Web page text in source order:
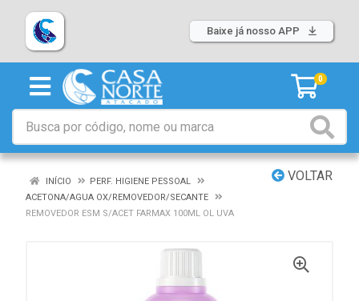
Baixe já nosso APP
0
VOLTAR
INÍCIO
PERF. HIGIENE PESSOAL
ACETONA/AGUA OX/REMOVEDOR/SECANTE
REMOVEDOR ESM S/ACET FARMAX 100ML OL UVA